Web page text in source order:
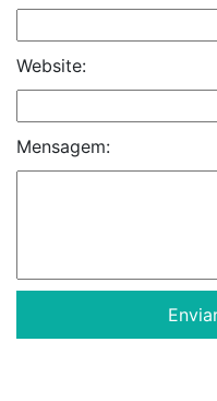
Website:
Mensagem: